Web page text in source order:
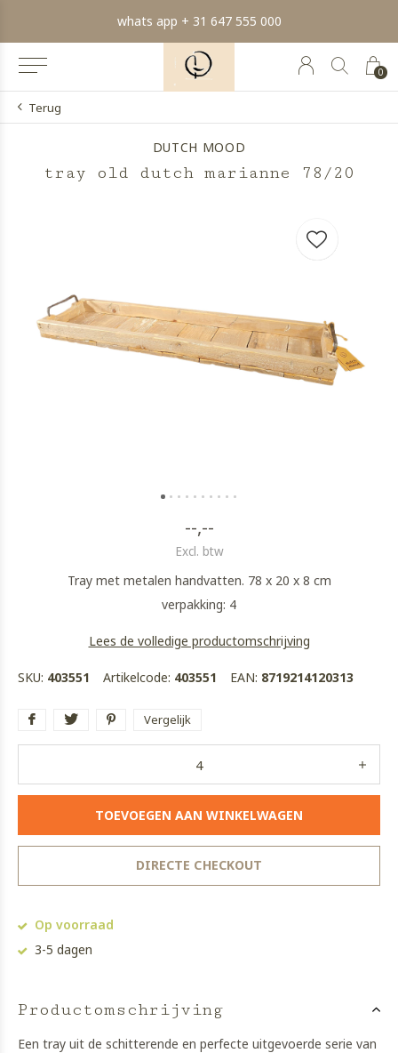
0
whats app + 31 647 555 000
Terug
DUTCH MOOD
tray old dutch marianne 78/20
--,--
Excl. btw
Tray met metalen handvatten. 78 x 20 x 8 cm
verpakking: 4
Lees de volledige productomschrijving
SKU: 403551 Artikelcode: 403551 EAN: 8719214120313
Vergelijk
TOEVOEGEN AAN WINKELWAGEN
DIRECTE CHECKOUT
Op voorraad
3-5 dagen
Productomschrijving
Een tray uit de schitterende en perfecte uitgevoerde serie van